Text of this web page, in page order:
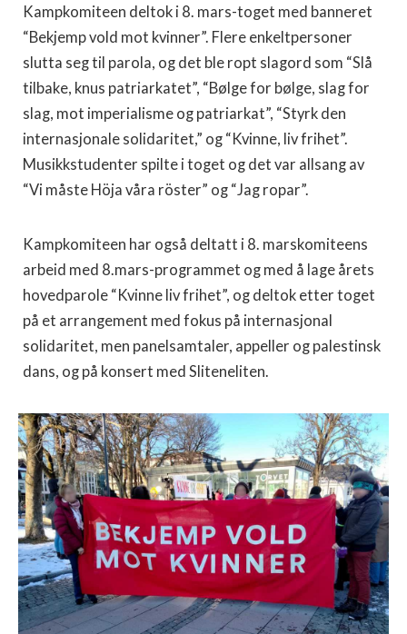
Kampkomiteen deltok i 8. mars-toget med banneret
“Bekjemp vold mot kvinner”. Flere enkeltpersoner
slutta seg til parola, og det ble ropt slagord som “Slå
tilbake, knus patriarkatet”, “Bølge for bølge, slag for
slag, mot imperialisme og patriarkat”, “Styrk den
internasjonale solidaritet,” og “Kvinne, liv frihet”.
Musikkstudenter spilte i toget og det var allsang av
“Vi måste Höja våra röster” og “Jag ropar”.
Kampkomiteen har også deltatt i 8. marskomiteens
arbeid med 8.mars-programmet og med å lage årets
hovedparole “Kvinne liv frihet”, og deltok etter toget
på et arrangement med fokus på internasjonal
solidaritet, men panelsamtaler, appeller og palestinsk
dans, og på konsert med Sliteneliten.